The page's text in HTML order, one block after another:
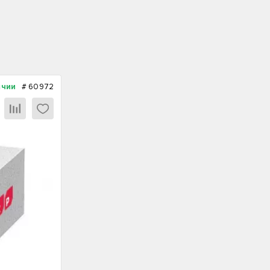
# 60972